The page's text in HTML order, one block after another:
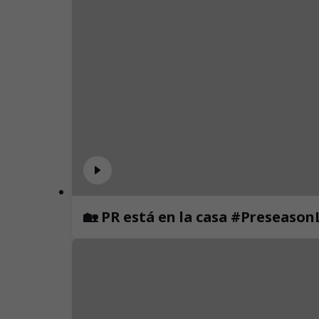
🏡 PR está en la casa